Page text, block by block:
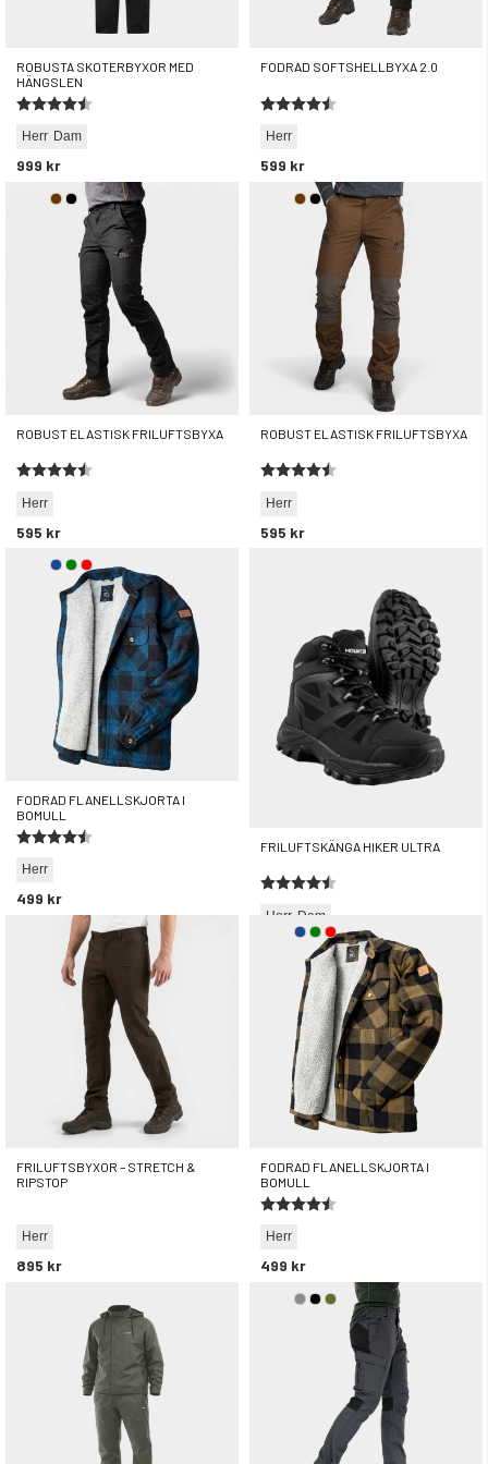
ROBUSTA SKOTERBYXOR MED
HÄNGSLEN
Dam
Herr
999 kr
Betyg:
4.5 utav 5 stjärnor
FODRAD SOFTSHELLBYXA 2.0
Herr
599 kr
Betyg:
4.4 utav 5 stjärnor
ROBUST ELASTISK FRILUFTSBYXA
Herr
595 kr
Betyg:
4.3 utav 5 stjärnor
ROBUST ELASTISK FRILUFTSBYXA
Herr
595 kr
Betyg:
4.3 utav 5 stjärnor
FODRAD FLANELLSKJORTA I
BOMULL
Herr
499 kr
Betyg:
4.6 utav 5 stjärnor
FRILUFTSKÄNGA HIKER ULTRA
Dam
Herr
rek. utpris 895 kr
Betyg:
4.6 utav 5 stjärnor
FRILUFTSBYXOR – STRETCH &
RIPSTOP
Herr
895 kr
FODRAD FLANELLSKJORTA I
BOMULL
Herr
499 kr
Betyg:
4.6 utav 5 stjärnor